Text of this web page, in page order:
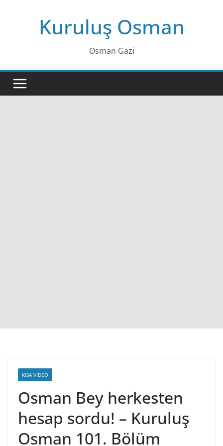
Kuruluş Osman
Osman Gazi
KISA VIDEO
Osman Bey herkesten
hesap sordu! – Kuruluş
Osman 101. Bölüm